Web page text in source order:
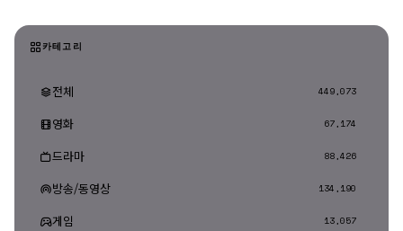
카테고리
전체 449,073
영화 67,174
드라마 88,426
방송/동영상 134,190
게임 13,057